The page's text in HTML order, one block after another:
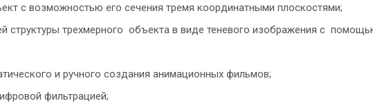
с возможностью его сечения тремя координатными плоскостями;
структуры трехмерного объекта в виде теневого изображения с
и ручного создания анимационных фильмов;
фильтрацией;